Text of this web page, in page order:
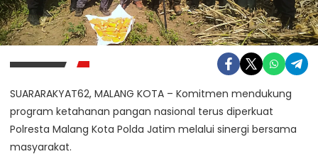
SUARARAKYAT62, MALANG KOTA – Komitmen mendukung
program ketahanan pangan nasional terus diperkuat
Polresta Malang Kota Polda Jatim melalui sinergi bersama
masyarakat.